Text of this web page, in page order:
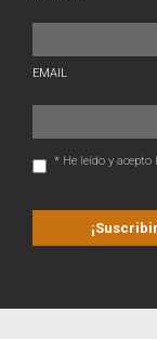
EMAIL
* He leído y acepto